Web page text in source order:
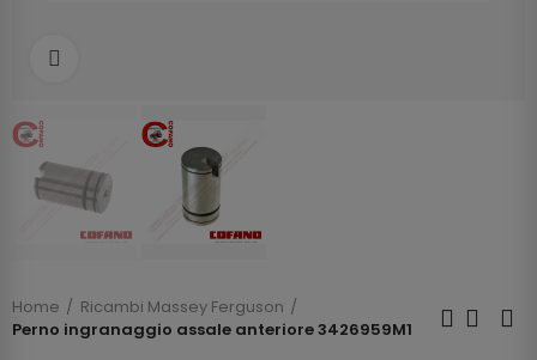
Home
Ricambi Massey Ferguson
Perno ingranaggio assale anteriore 3426959M1